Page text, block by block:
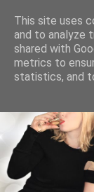
This site uses
and to analyze
shared with
metrics to
statistics, and